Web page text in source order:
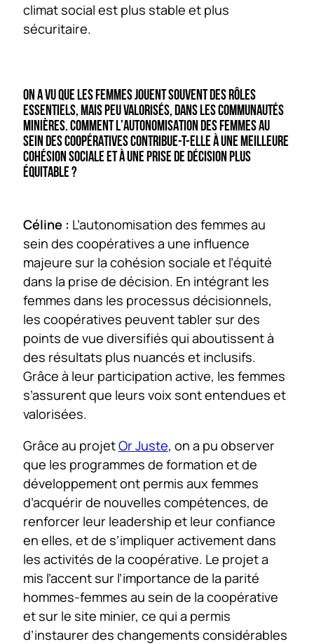
climat social est plus stable et plus
sécuritaire.
ON A VU QUE LES FEMMES JOUENT SOUVENT DES RÔLES
ESSENTIELS, MAIS PEU VALORISÉS, DANS LES COMMUNAUTÉS
MINIÈRES. COMMENT L’AUTONOMISATION DES FEMMES AU
SEIN DES COOPÉRATIVES CONTRIBUE-T-ELLE À UNE MEILLEURE
COHÉSION SOCIALE ET À UNE PRISE DE DÉCISION PLUS
ÉQUITABLE ?
Céline : L’autonomisation des femmes au
sein des coopératives a une influence
majeure sur la cohésion sociale et l’équité
dans la prise de décision. En intégrant les
femmes dans les processus décisionnels,
les coopératives peuvent tabler sur des
points de vue diversifiés qui aboutissent à
des résultats plus nuancés et inclusifs.
Grâce à leur participation active, les femmes
s’assurent que leurs voix sont entendues et
valorisées.
Grâce au projetOr Juste, on a pu observer
que les programmes de formation et de
développement ont permis aux femmes
d’acquérir de nouvelles compétences, de
renforcer leur leadership et leur confiance
en elles, et de s’impliquer activement dans
les activités de la coopérative. Le projet a
mis l’accent sur l’importance de la parité
hommes-femmes au sein de la coopérative
et sur le site minier, ce qui a permis
d’instaurer des changements considérables